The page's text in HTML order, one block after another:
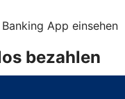
App einsehen
bezahlen